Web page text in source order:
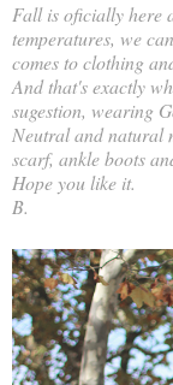
Fall is oficially here
temperatures, we
comes to clothing
And that's exactly
sugestion, wearing
Neutral and natural
scarf, ankle boots
Hope you like it.
B.